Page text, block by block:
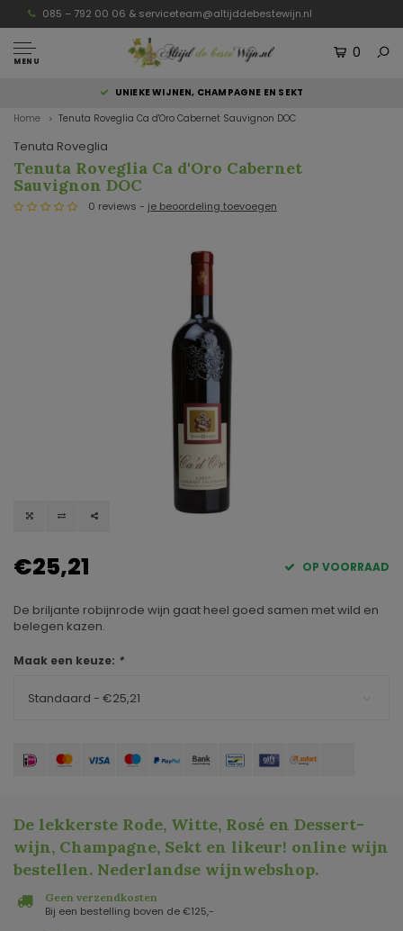
085 – 792 00 06 & serviceteam@altijddebestewijn.nl
MENU
0
UNIEKE WIJNEN, CHAMPAGNE EN SEKT
Home Tenuta Roveglia Ca d'Oro Cabernet Sauvignon DOC
Tenuta Roveglia
Tenuta Roveglia Ca d'Oro Cabernet
Sauvignon DOC
0 reviews - je beoordeling toevoegen
€25,21 OP VOORRAAD
De briljante robijnrode wijn gaat heel goed samen met wild en
belegen kazen.
Maak een keuze: *
Standaard - €25,21
De lekkerste Rode, Witte, Rosé en Dessert-
wijn, Champagne, Sekt en likeur! online wijn
bestellen. Nederlandse wijnwebshop.
Geen verzendkosten
Bij een bestelling boven de €125,-